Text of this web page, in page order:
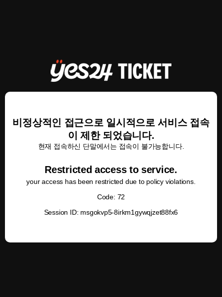
비정상적인 접근으로 일시적으로 서비스 접속
이 제한 되었습니다.
현재 접속하신 단말에서는 접속이 불가능합니다.
Restricted access to service.
your access has been restricted due to policy violations.
Code: 72
Session ID: msgokvp5-8irkm1gywqjzet88fx6